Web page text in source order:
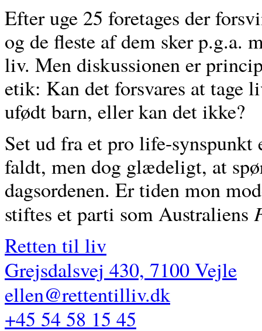
Efter uge 25 foretages der
og de fleste af dem sker p.g.a.
liv. Men diskussionen er
etik: Kan det forsvares at tage
ufødt barn, eller kan det ikke?
Set ud fra et pro life-
faldt, men dog glædeligt, at
dagsordenen. Er tiden mon
stiftes et parti som Australiens
Retten til liv
Grejsdalsvej 430, 7100 Vejle
ellen@rettentilliv.dk
+45 54 58 15 45